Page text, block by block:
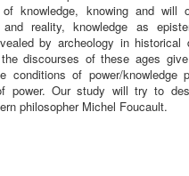
knowledge, knowing and will
and reality, knowledge as
by archeology in historical
discourses of these ages
conditions of power/knowledge
power. Our study will try to
philosopher Michel Foucault.